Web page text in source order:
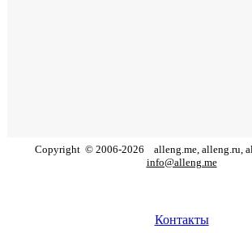
Copyright © 2006-2026 alleng.me, alleng.ru,
info@alleng.me
Контакты